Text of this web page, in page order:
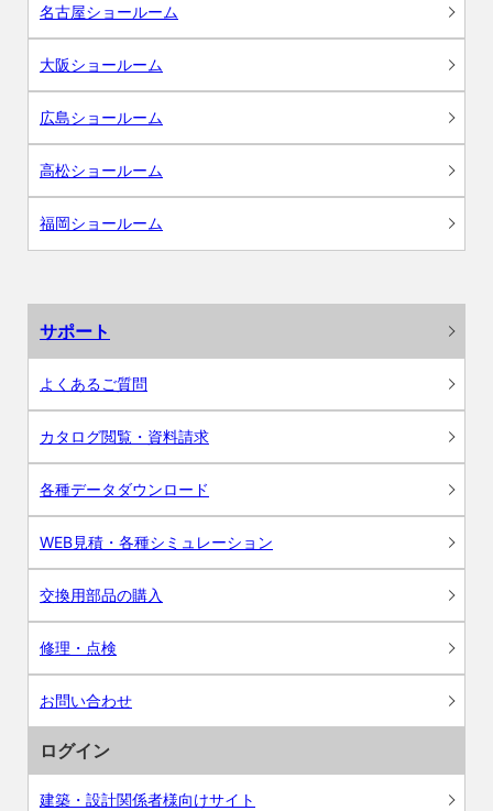
名古屋ショールーム
大阪ショールーム
広島ショールーム
高松ショールーム
福岡ショールーム
サポート
よくあるご質問
カタログ閲覧・資料請求
各種データダウンロード
WEB見積・各種シミュレーション
交換用部品の購入
修理・点検
お問い合わせ
ログイン
建築・設計関係者様向けサイト